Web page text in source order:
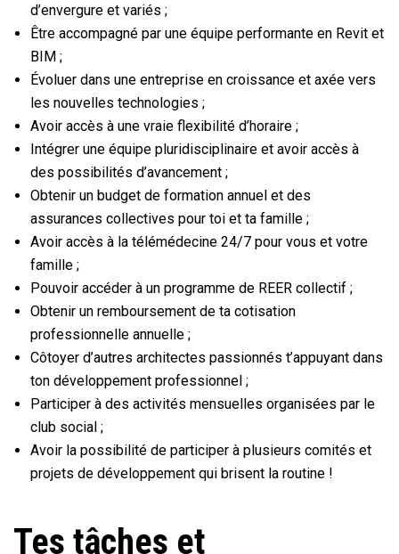
d’envergure et variés ;
Être accompagné par une équipe performante en Revit et
BIM ;
Évoluer dans une entreprise en croissance et axée vers
les nouvelles technologies ;
Avoir accès à une vraie flexibilité d’horaire ;
Intégrer une équipe pluridisciplinaire et avoir accès à
des possibilités d’avancement ;
Obtenir un budget de formation annuel et des
assurances collectives pour toi et ta famille ;
Avoir accès à la télémédecine 24/7 pour vous et votre
famille ;
Pouvoir accéder à un programme de REER collectif ;
Obtenir un remboursement de ta cotisation
professionnelle annuelle ;
Côtoyer d’autres architectes passionnés t’appuyant dans
ton développement professionnel ;
Participer à des activités mensuelles organisées par le
club social ;
Avoir la possibilité de participer à plusieurs comités et
projets de développement qui brisent la routine !
Tes tâches et